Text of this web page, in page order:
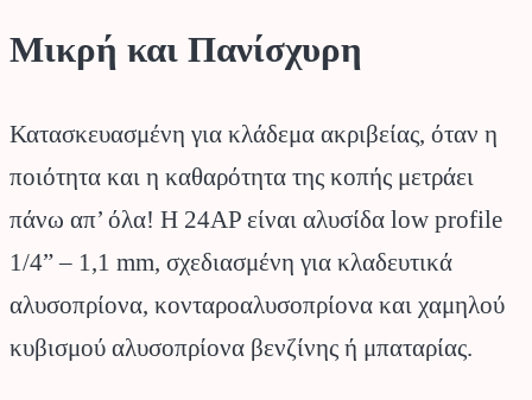
Μικρή και Πανίσχυρη
Κατασκευασμένη για κλάδεμα ακριβείας, όταν η
ποιότητα και η καθαρότητα της κοπής μετράει
πάνω απ’ όλα! Η 24AP είναι αλυσίδα low profile
1/4” – 1,1 mm, σχεδιασμένη για κλαδευτικά
αλυσοπρίονα, κονταροαλυσοπρίονα και χαμηλού
κυβισμού αλυσοπρίονα βενζίνης ή μπαταρίας.